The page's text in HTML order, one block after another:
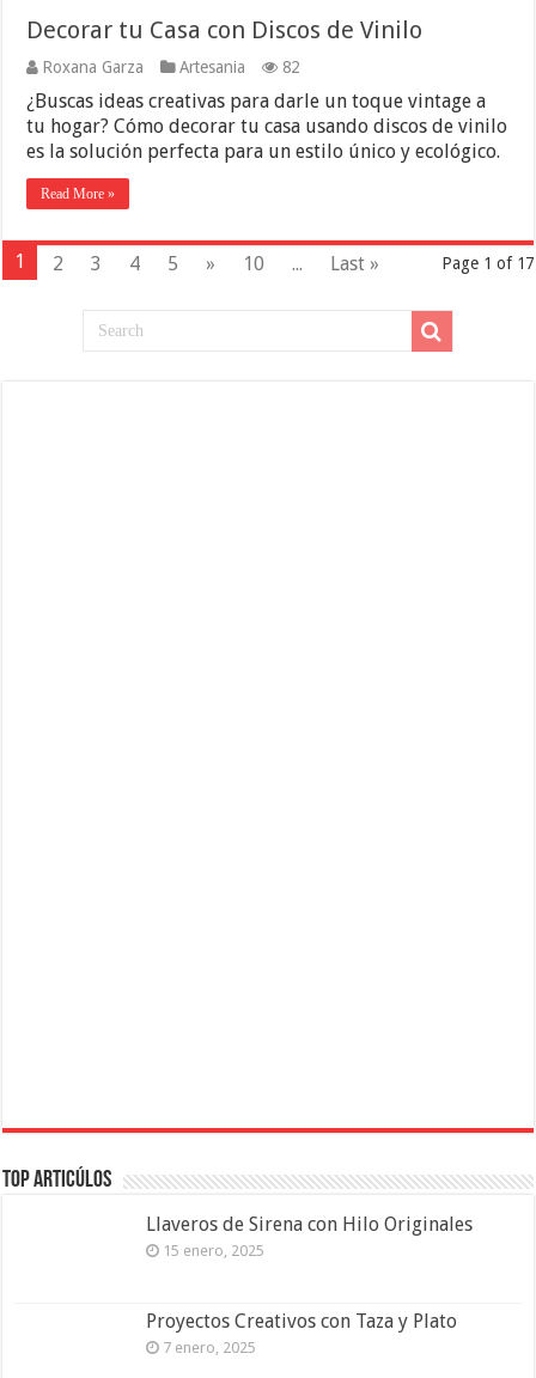
Decorar tu Casa con Discos de Vinilo
Roxana Garza Artesania 82
¿Buscas ideas creativas para darle un toque vintage a
tu hogar? Cómo decorar tu casa usando discos de vinilo
es la solución perfecta para un estilo único y ecológico.
Read More »
Page 1 of 17
1 2 3 4 5 » 10 ... Last »
Top Articúlos
Llaveros de Sirena con Hilo Originales
15 enero, 2025
Proyectos Creativos con Taza y Plato
7 enero, 2025